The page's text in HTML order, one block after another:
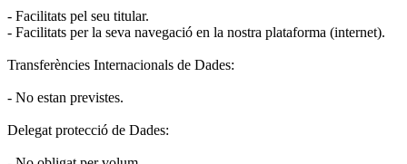
- Facilitats pel seu titular.
- Facilitats per la seva navegació en la nostra plataforma (internet).
Transferències Internacionals de Dades:
- No estan previstes.
Delegat protecció de Dades: